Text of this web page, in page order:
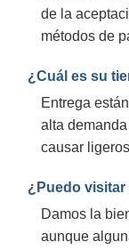
de la
métodos de
¿Cuál es su
Entrega
alta
causar
¿Puedo
Damos la
aunque